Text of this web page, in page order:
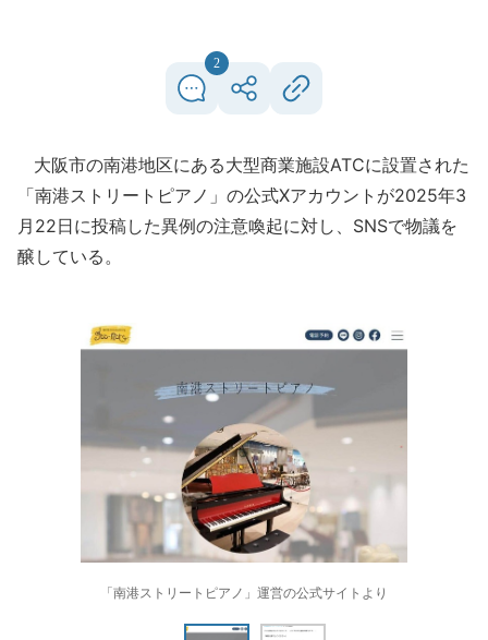
2
大阪市の南港地区にある大型商業施設ATCに設置された
「南港ストリートピアノ」の公式Xアカウントが2025年3
月22日に投稿した異例の注意喚起に対し、SNSで物議を
醸している。
「南港ストリートピアノ」運営の公式サイトより